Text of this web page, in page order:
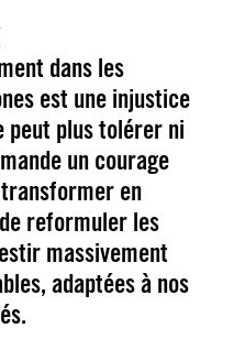
dans les
est une injustice
peut plus tolérer ni
un courage
en
reformuler les
massivement
adaptées à nos